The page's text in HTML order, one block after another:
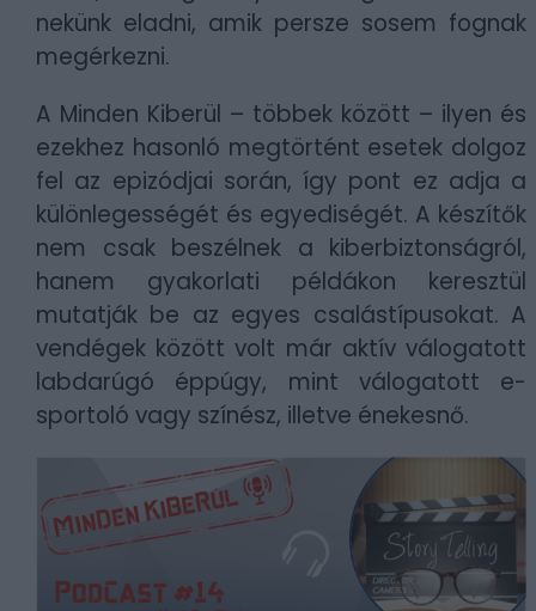
nekünk eladni, amik persze sosem fognak
megérkezni.
A Minden Kiberül – többek között – ilyen és
ezekhez hasonló megtörtént esetek dolgoz
fel az epizódjai során, így pont ez adja a
különlegességét és egyediségét. A készítők
nem csak beszélnek a kiberbiztonságról,
hanem gyakorlati példákon keresztül
mutatják be az egyes csalástípusokat. A
vendégek között volt már aktív válogatott
labdarúgó éppúgy, mint válogatott e-
sportoló vagy színész, illetve énekesnő.